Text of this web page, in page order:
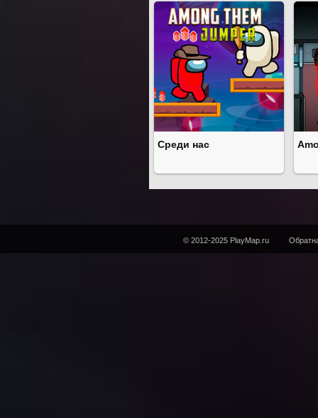
Среди нас
© 2012-2025 PlayMap.ru